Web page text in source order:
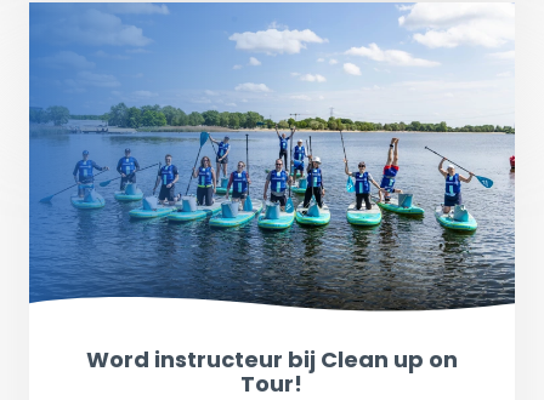
Word instructeur bij Clean up on
Tour!